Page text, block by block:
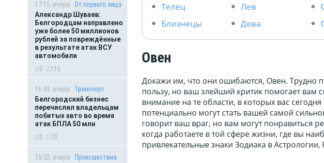
17:15, вчера
От первого лица
Александр Шуваев:
Белгородцам направлено
уже более 50 миллионов
рублей за повреждённые
в результате атак ВСУ
автомобили
0
116
16:43, вчера
Транспорт
Белгородский бизнес
перечислил владельцам
побитых авто во время
атак БПЛА 50 млн
0
70
15:32, вчера
Происшествия
Телец
Близнецы
Лев
Дева
Овен
Докажи им, что они ошибаются, Овен. Трудно
пользу, но ваш злейший критик помогает вам
внимание на те области, в которых вас
потенциально могут стать вашей самой
говорит ваш враг, но вам могут понравиться
когда работаете в той сфере жизни, где вы
привлекательные знаки Зодиака в